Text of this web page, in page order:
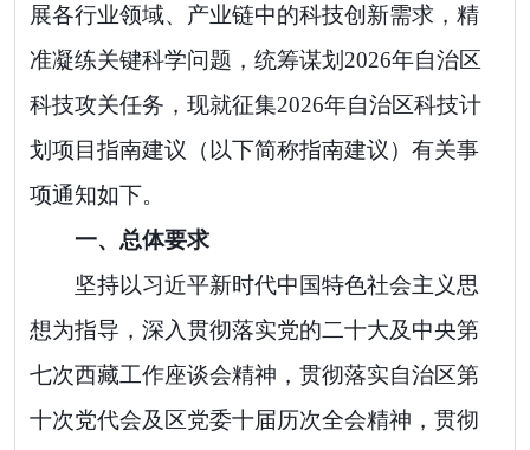
展各行业领域、产业链中的科技创新需求，精
准凝练关键科学问题，统筹谋划 2026年自治区
科技攻关任务 ，现就征集2026年自治区科技计
划项目指南建议（以下简称指南建议）有关事
项通知如下。
一、总体要求
坚持以习近平新时代中国特色社会主义思
想为指导，深入贯彻落实党的二十大及中央第
七次西藏工作座谈会精神 ， 贯彻落实自治区第
十次党代会及区党委十届历次全会精神，贯彻